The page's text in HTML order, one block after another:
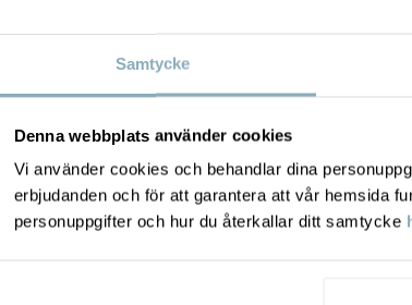
Samtycke
Denna webbplats använder cookies
Vi använder cookies och behandlar dina
erbjudanden och för att garantera att vår hemsida
personuppgifter och hur du återkallar ditt samtycke